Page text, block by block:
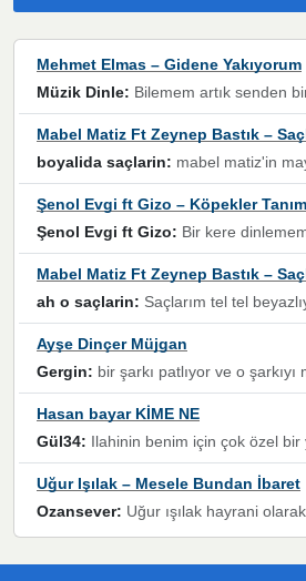
Mehmet Elmas – Gidene Yakıyorum
Müzik Dinle: Bilemem artık senden bir şans daha / Düştüğün zaman ben olmayacağım yanında” dizeleri,
Mabel Matiz Ft Zeynep Bastık –
boyalida saçlarin: mabel matiz'in maya albümünde yer alan güzellerden. parça da şarkı
Şenol Evgi ft Gizo – Köpekler
Şenol Evgi ft Gizo: Bir kere dinlememe rağmen kulaklardan gitmiyor sen sen sen sen kurban ol sen
Mabel Matiz Ft Zeynep Bastık –
ah o saçlarin: Saçlarım tel tel beyazlıyor beyazlagına degil yanımda sen yoksun ona üzülüyorum günler bir bir geçiyor geçen günlere değil sensiz
Ayşe Dinçer Müjgan
Gergin: bir şarkı patlıyor ve o şarkıyı millet her paylaşımın altına koyuyor ve öyle bir durum hal alıyor ki şarkıyı dinlemeden şarkıdan bikıyorsun Ama bu enteresan bir şekilde dillere dolanıyor millet olarak
Hasan bayar KİME NE
Gül34: Ilahinin benim için çok özel bir yeri var İlk çıktığında komşum ne kadar yüksek sesle dinliyorsa orada duymuştum ve YouTube'dan aratıp Bu ilahiyi bulmuştum ve sonra müdavimi oldum günlük Ben de 3-5 kere dinleyip ezberleyip artık
Uğur Işılak – Mesele Bundan İbaret
Ozansever: Uğur ışılak hayrani olarak eski yeni tüm eserlerini keyifle huzurla dinleyenlerden birisiyim, emeğine saygı duyan gönül